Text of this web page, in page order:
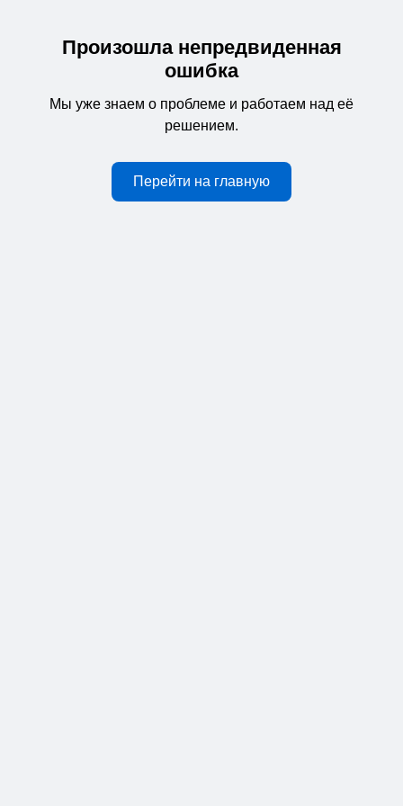
Произошла непредвиденная
ошибка
Мы уже знаем о проблеме и работаем над её
решением.
Перейти на главную